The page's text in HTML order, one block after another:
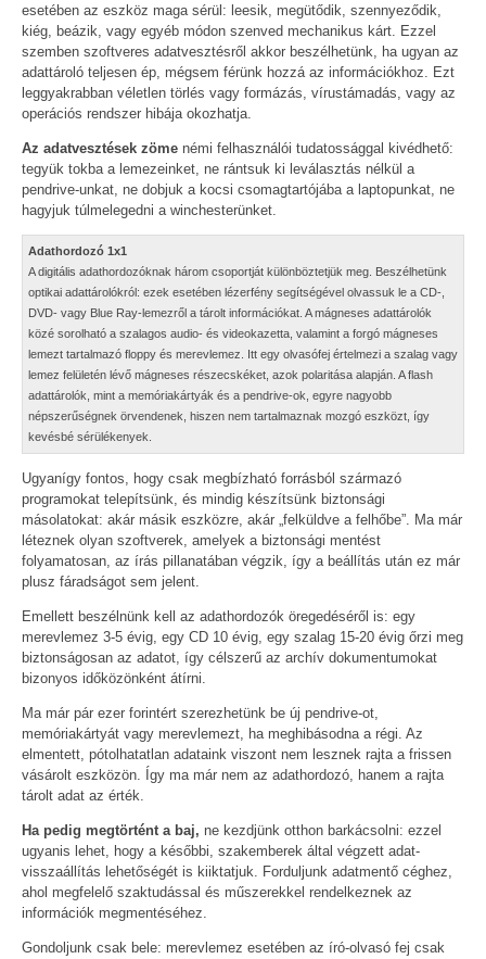
esetében az eszköz maga sérül: leesik, megütődik, szennyeződik,
kiég, beázik, vagy egyéb módon szenved mechanikus kárt. Ezzel
szemben szoftveres adatvesztésről akkor beszélhetünk, ha ugyan az
adattároló teljesen ép, mégsem férünk hozzá az információkhoz. Ezt
leggyakrabban véletlen törlés vagy formázás, vírustámadás, vagy az
operációs rendszer hibája okozhatja.
Az adatvesztések zöme némi felhasználói tudatossággal kivédhető:
tegyük tokba a lemezeinket, ne rántsuk ki leválasztás nélkül a
pendrive-unkat, ne dobjuk a kocsi csomagtartójába a laptopunkat, ne
hagyjuk túlmelegedni a winchesterünket.
Adathordozó 1x1
A digitális adathordozóknak három csoportját különböztetjük meg. Beszélhetünk
optikai adattárolókról: ezek esetében lézerfény segítségével olvassuk le a CD-,
DVD- vagy Blue Ray-lemezről a tárolt információkat. A mágneses adattárolók
közé sorolható a szalagos audio- és videokazetta, valamint a forgó mágneses
lemezt tartalmazó floppy és merevlemez. Itt egy olvasófej értelmezi a szalag vagy
lemez felületén lévő mágneses részecskéket, azok polaritása alapján. A flash
adattárolók, mint a memóriakártyák és a pendrive-ok, egyre nagyobb
népszerűségnek örvendenek, hiszen nem tartalmaznak mozgó eszközt, így
kevésbé sérülékenyek.
Ugyanígy fontos, hogy csak megbízható forrásból származó
programokat telepítsünk, és mindig készítsünk biztonsági
másolatokat: akár másik eszközre, akár „felküldve a felhőbe”. Ma már
léteznek olyan szoftverek, amelyek a biztonsági mentést
folyamatosan, az írás pillanatában végzik, így a beállítás után ez már
plusz fáradságot sem jelent.
Emellett beszélnünk kell az adathordozók öregedéséről is: egy
merevlemez 3-5 évig, egy CD 10 évig, egy szalag 15-20 évig őrzi meg
biztonságosan az adatot, így célszerű az archív dokumentumokat
bizonyos időközönként átírni.
Ma már pár ezer forintért szerezhetünk be új pendrive-ot,
memóriakártyát vagy merevlemezt, ha meghibásodna a régi. Az
elmentett, pótolhatatlan adataink viszont nem lesznek rajta a frissen
vásárolt eszközön. Így ma már nem az adathordozó, hanem a rajta
tárolt adat az érték.
Ha pedig megtörtént a baj, ne kezdjünk otthon barkácsolni: ezzel
ugyanis lehet, hogy a későbbi, szakemberek által végzett adat-
visszaállítás lehetőségét is kiiktatjuk. Forduljunk adatmentő céghez,
ahol megfelelő szaktudással és műszerekkel rendelkeznek az
információk megmentéséhez.
Gondoljunk csak bele: merevlemez esetében az író-olvasó fej csak